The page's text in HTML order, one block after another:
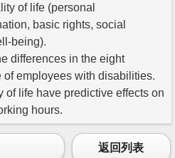
of life (personal
basic rights, social
being).
differences in the eight
of employees with disabilities.
of life have predictive effects on
hours.
返回列表